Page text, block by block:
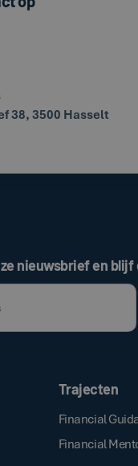
38, 3500 Hasselt
nieuwsbrief en blijf
Trajecten
Financial
Financial